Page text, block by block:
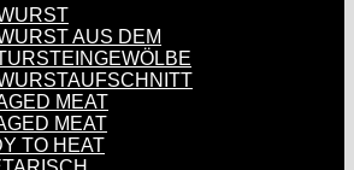
AUS DEM
MEAT
MEAT
TO HEAT